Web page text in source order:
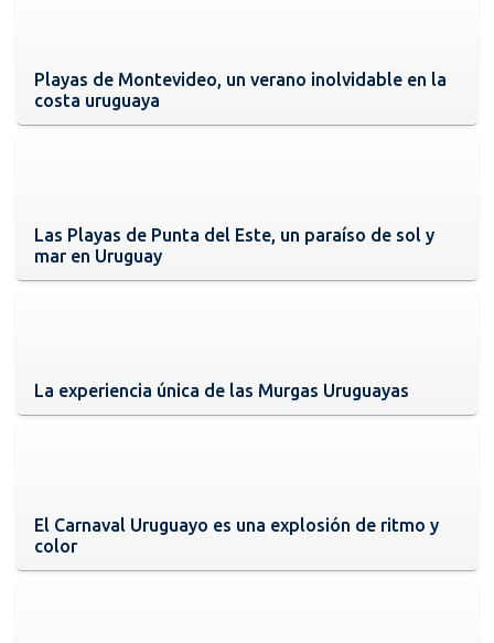
Playas de Montevideo, un verano inolvidable en la
costa uruguaya
Las Playas de Punta del Este, un paraíso de sol y
mar en Uruguay
La experiencia única de las Murgas Uruguayas
El Carnaval Uruguayo es una explosión de ritmo y
color